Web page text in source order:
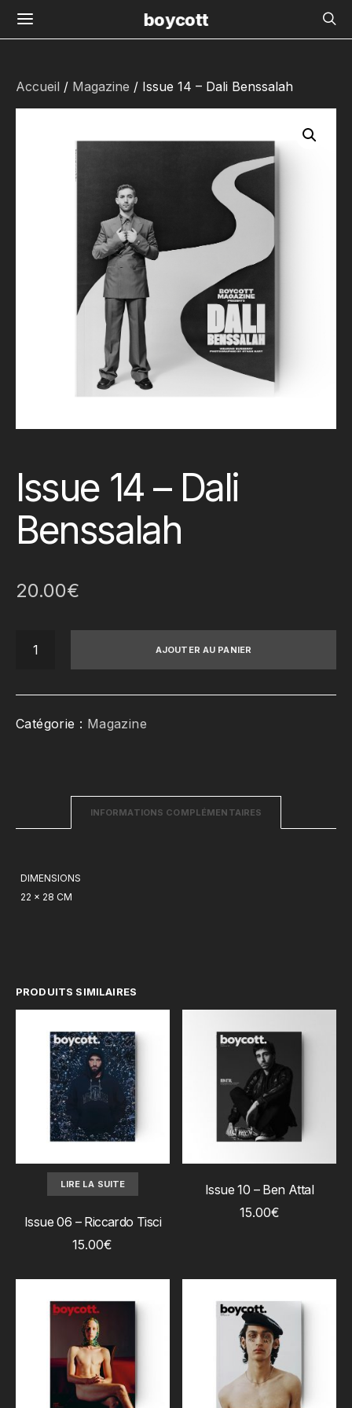
boycott
Accueil / Magazine / Issue 14 – Dali Benssalah
Issue 14 – Dali
Benssalah
20.00€
14
Dali
AJOUTER AU PANIER
Catégorie : Magazine
INFORMATIONS COMPLÉMENTAIRES
DIMENSIONS
22 × 28 CM
PRODUITS SIMILAIRES
LIRE LA SUITE
Issue 06 – Riccardo Tisci
15.00€
AJOUTER AU PANIER
Issue 10 – Ben Attal
15.00€